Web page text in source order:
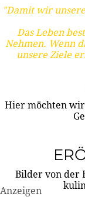
"Damit wir
Das Leben
Nehmen. Wenn
unsere Ziele
Hier möchten wir
Bilder von der
Anzeigen